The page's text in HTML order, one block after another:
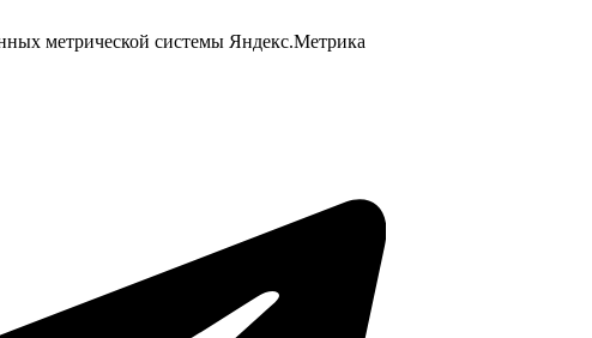
метрической системы Яндекс.Метрика